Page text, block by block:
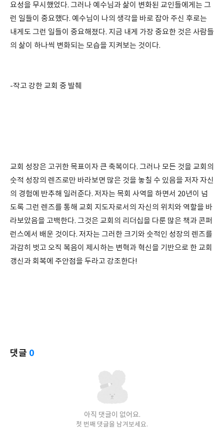
요성을 무시했었다. 그러나 예수님과 삶이 변화된 교인들에게는 그
런 일들이 중요했다. 예수님이 나의 생각을 바로 잡아 주신 후로는
내게도 그런 일들이 중요해졌다. 지금 내게 가장 중요한 것은 사람들
의 삶이 하나씩 변화되는 모습을 지켜보는 것이다.
-작고 강한 교회 중 발췌
교회 성장은 고귀한 목표이자 큰 축복이다. 그러나 모든 것을 교회의
숫적 성장의 렌즈로만 바라보면 많은 것을 놓칠 수 있음을 저자 자신
의 경험에 반추해 일러준다. 저자는 목회 사역을 하면서 20년이 넘
도록 그런 렌즈를 통해 교회 지도자로서의 자신의 위치와 역할을 바
라보았음을 고백한다. 그것은 교회의 리더십을 다룬 많은 책과 콘퍼
런스에서 배운 것이다. 저자는 그러한 크기와 숫적인 성장의 렌즈를
과감히 벗고 오직 복음이 제시하는 변혁과 혁신을 기반으로 한 교회
갱신과 회복에 주안점을 두라고 강조한다!
댓글 0
아직 댓글이 없어요.
첫 번째 댓글을 남겨보세요.